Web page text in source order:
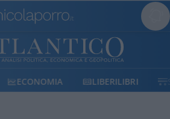
ECONOMIA LIBERILIBRI